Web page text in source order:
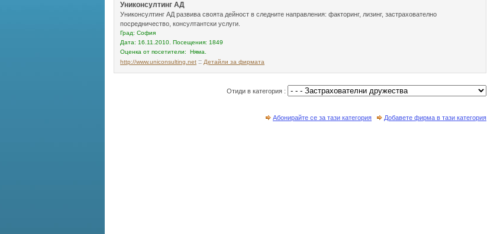
Униконсултинг АД
Униконсултинг АД развива своята дейност в следните направления: факторинг, лизинг, застрахователно
посредничество, консултантски услуги.
Град: София
Дата: 16.11.2010. Посещения: 1849
Оценка от посетители: Няма.
http://www.uniconsulting.net :: Детайли за фирмата
Отиди в категория :
Абонирайте се за тази категория Добавете фирма в тази категория